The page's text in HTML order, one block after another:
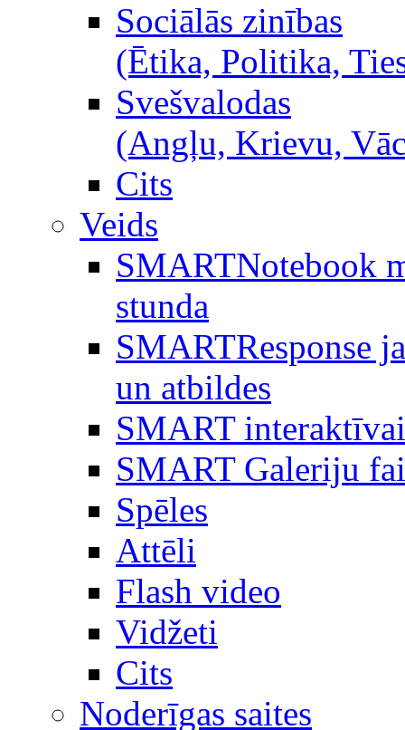
Sociālās zinības
(Ētika, Politika,
Svešvalodas
(Angļu, Krievu,
Cits
Veids
SMARTNotebook
stunda
SMARTResponse
un atbildes
SMART
SMART Galeriju
Spēles
Attēli
Flash video
Vidžeti
Cits
Noderīgas saites